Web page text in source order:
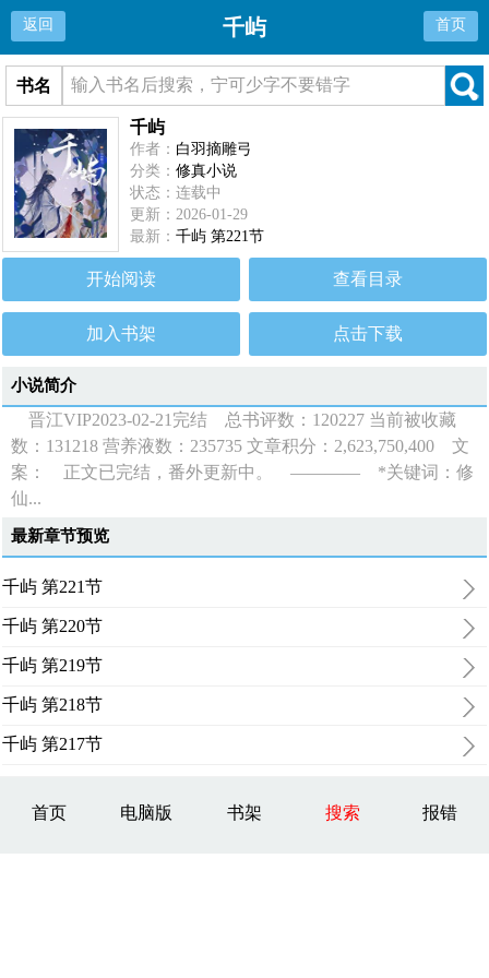
返回 千屿 首页
书名
千屿
作者： 白羽摘雕弓
分类：修真小说
状态：连载中
更新：2026-01-29
最新：千屿 第221节
开始阅读 查看目录
加入书架 点击下载
小说简介
晋江VIP2023-02-21完结 总书评数：120227 当前被收藏
数：131218 营养液数：235735 文章积分：2,623,750,400 文
案： 正文已完结，番外更新中。 ———— *关键词：修
仙...
最新章节预览
千屿 第221节
千屿 第220节
千屿 第219节
千屿 第218节
千屿 第217节
首页 电脑版 书架 搜索 报错